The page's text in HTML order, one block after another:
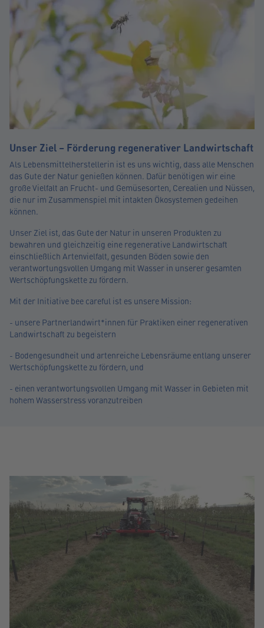
Unser Ziel – Förderung regenerativer Landwirtschaft
Als Lebensmittelherstellerin ist es uns wichtig, dass alle Menschen
das Gute der Natur genießen können. Dafür benötigen wir eine
große Vielfalt an Frucht- und Gemüsesorten, Cerealien und Nüssen,
die nur im Zusammenspiel mit intakten Ökosystemen gedeihen
können.
Unser Ziel ist, das Gute der Natur in unseren Produkten zu
bewahren und gleichzeitig eine regenerative Landwirtschaft
einschließlich Artenvielfalt, gesunden Böden sowie den
verantwortungsvollen Umgang mit Wasser in unserer gesamten
Wertschöpfungskette zu fördern.
Mit der Initiative bee careful ist es unsere Mission:
- unsere Partnerlandwirt*innen für Praktiken einer regenerativen
Landwirtschaft zu begeistern
- Bodengesundheit und artenreiche Lebensräume entlang unserer
Wertschöpfungskette zu fördern, und
- einen verantwortungsvollen Umgang mit Wasser in Gebieten mit
hohem Wasserstress voranzutreiben